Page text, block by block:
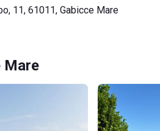
11, 61011, Gabicce Mare
Mare